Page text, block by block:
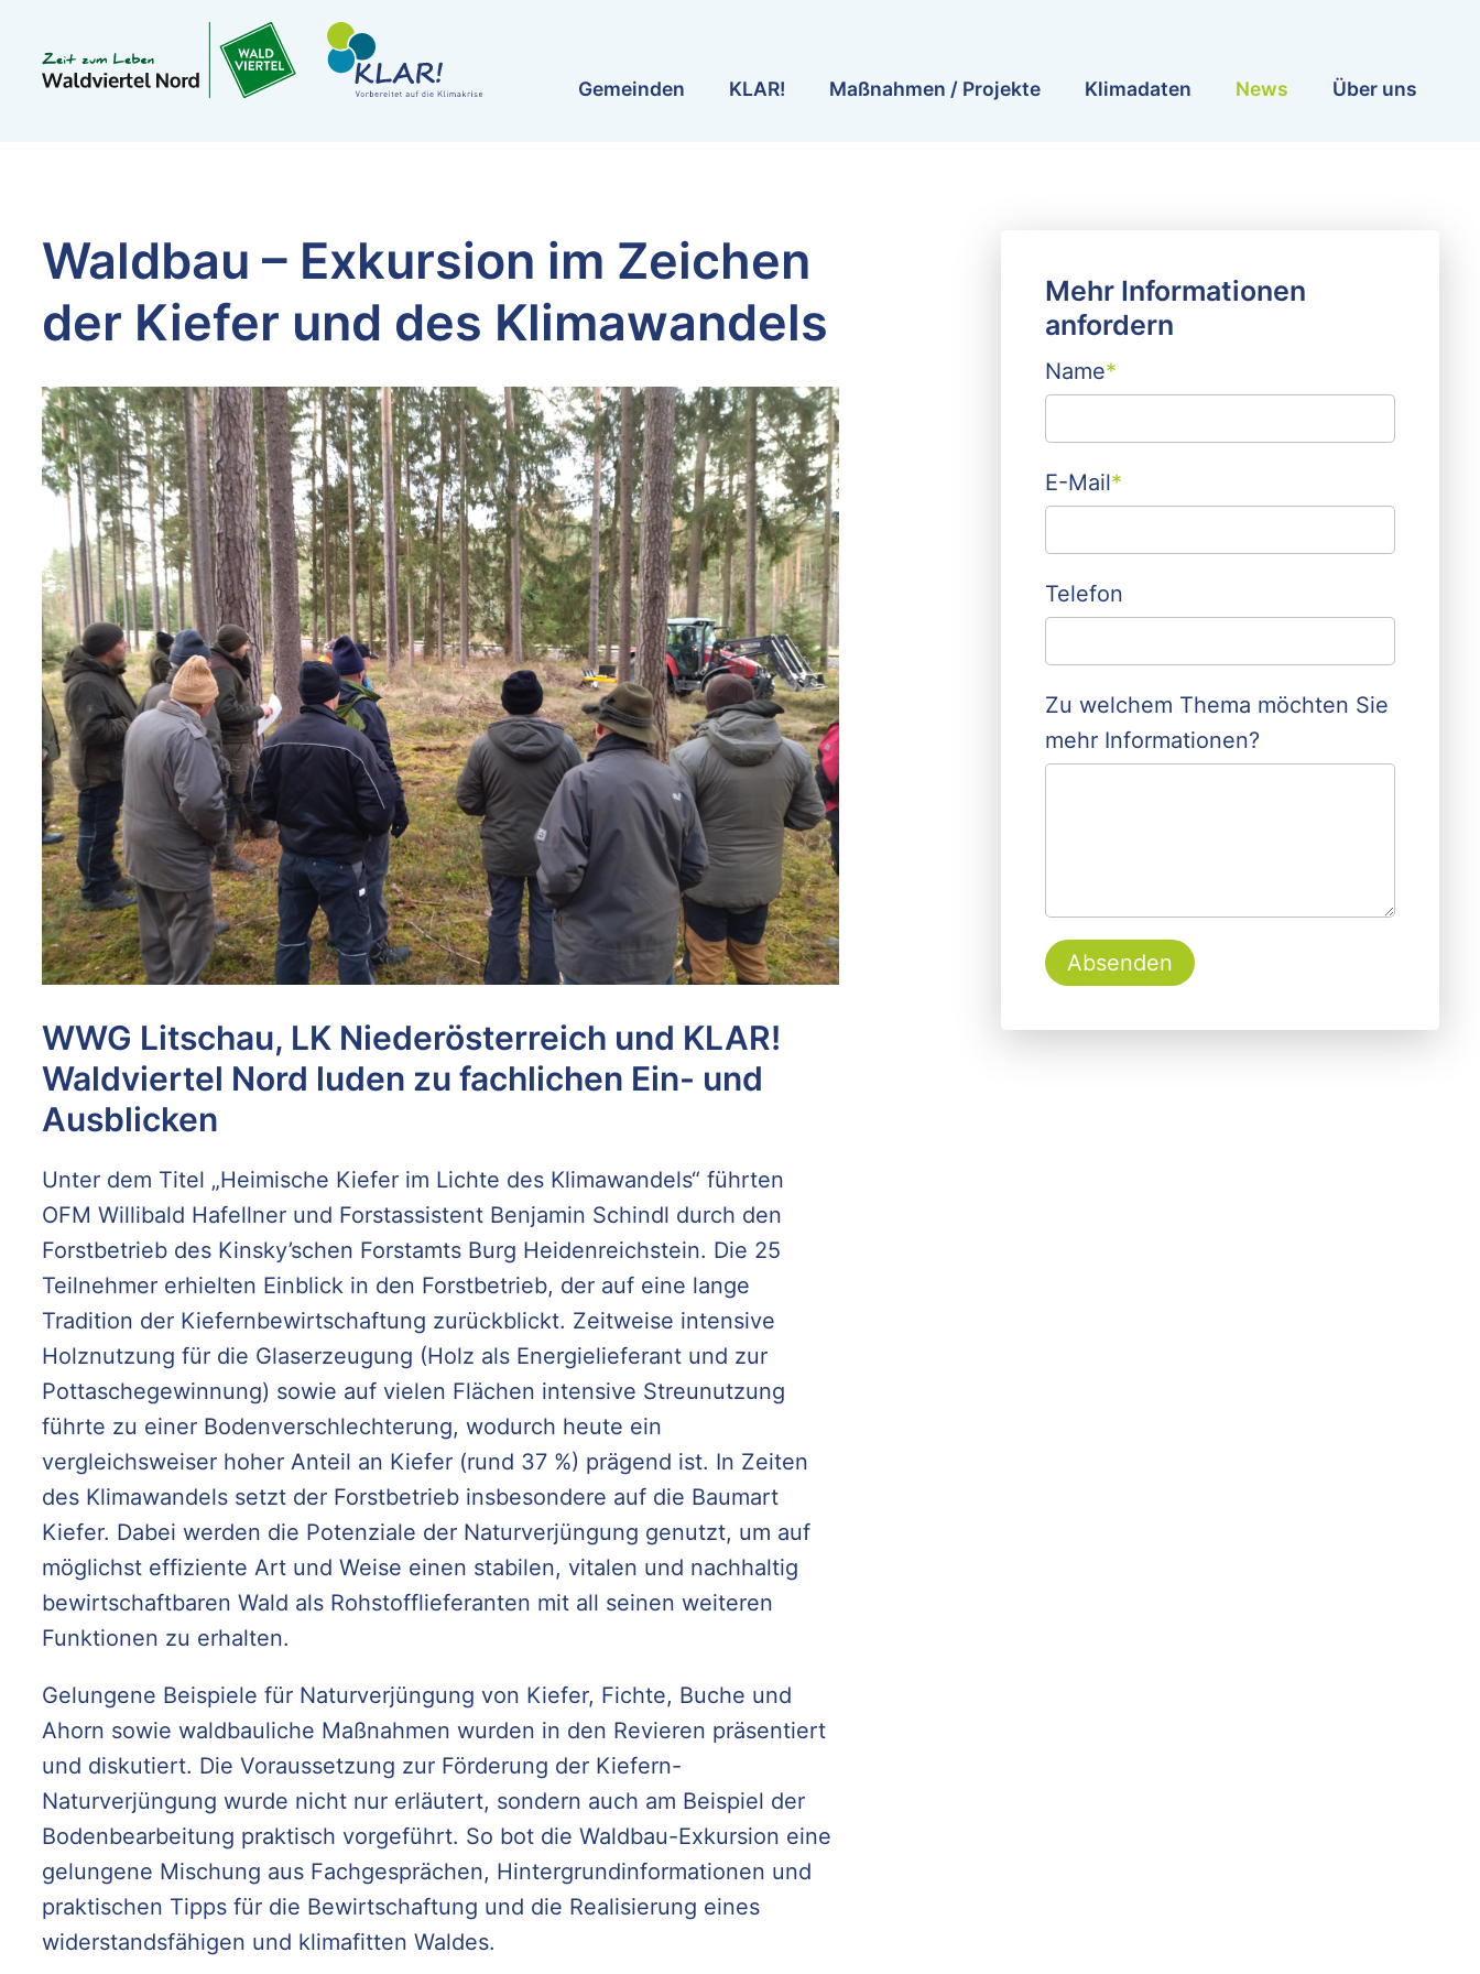
Gemeinden KLAR! Maßnahmen / Projekte Klimadaten News Über uns
Waldbau – Exkursion im Zeichen
der Kiefer und des Klimawandels
WWG Litschau, LK Niederösterreich und KLAR!
Waldviertel Nord luden zu fachlichen Ein- und
Ausblicken
Unter dem Titel „Heimische Kiefer im Lichte des Klimawandels“ führten
OFM Willibald Hafellner und Forstassistent Benjamin Schindl durch den
Forstbetrieb des Kinsky’schen Forstamts Burg Heidenreichstein. Die 25
Teilnehmer erhielten Einblick in den Forstbetrieb, der auf eine lange
Tradition der Kiefernbewirtschaftung zurückblickt. Zeitweise intensive
Holznutzung für die Glaserzeugung (Holz als Energielieferant und zur
Pottaschegewinnung) sowie auf vielen Flächen intensive Streunutzung
führte zu einer Bodenverschlechterung, wodurch heute ein
vergleichsweiser hoher Anteil an Kiefer (rund 37 %) prägend ist. In Zeiten
des Klimawandels setzt der Forstbetrieb insbesondere auf die Baumart
Kiefer. Dabei werden die Potenziale der Naturverjüngung genutzt, um auf
möglichst effiziente Art und Weise einen stabilen, vitalen und nachhaltig
bewirtschaftbaren Wald als Rohstofflieferanten mit all seinen weiteren
Funktionen zu erhalten.
Gelungene Beispiele für Naturverjüngung von Kiefer, Fichte, Buche und
Ahorn sowie waldbauliche Maßnahmen wurden in den Revieren präsentiert
und diskutiert. Die Voraussetzung zur Förderung der Kiefern-
Naturverjüngung wurde nicht nur erläutert, sondern auch am Beispiel der
Bodenbearbeitung praktisch vorgeführt. So bot die Waldbau-Exkursion eine
gelungene Mischung aus Fachgesprächen, Hintergrundinformationen und
praktischen Tipps für die Bewirtschaftung und die Realisierung eines
widerstandsfähigen und klimafitten Waldes.
Mehr Informationen
anfordern
Name*
E-Mail*
Telefon
Zu welchem Thema möchten Sie
mehr Informationen?
Absenden